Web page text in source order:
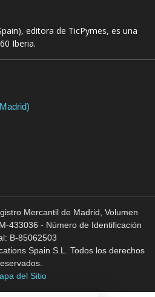
editora de TicPymes, es una
Iberia.
Mercantil de Madrid, Volumen
433036 - Número de Identificación
B-85062503
Spain S.L. Todos los derechos
del Sitio